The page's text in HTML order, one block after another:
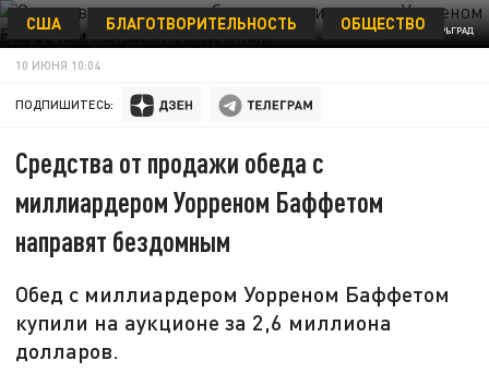
ФОТО: ЦАРЬГРАД
США БЛАГОТВОРИТЕЛЬНОСТЬ ОБЩЕСТВО
10 ИЮНЯ 10:04
ПОДПИШИТЕСЬ:
Средства от продажи обеда с
миллиардером Уорреном Баффетом
направят бездомным
Обед с миллиардером Уорреном Баффетом
купили на аукционе за 2,6 миллиона
долларов.